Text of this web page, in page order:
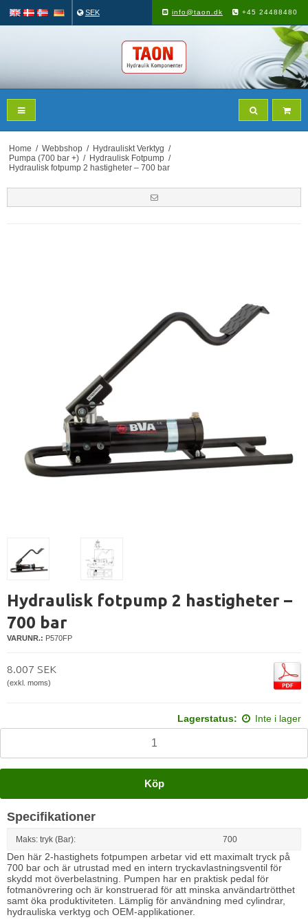
SEK info@taon.dk +45 24488480
Home / Webbshop / Hydrauliskt Verktyg /
Pumpa (700 bar +) / Hydraulisk Fotpump /
Hydraulisk fotpump 2 hastigheter – 700 bar
Hydraulisk fotpump 2 hastigheter –
700 bar
VARUNR.: P570FP
8.007 SEK
(exkl. moms)
Lagerstatus: Inte i lager
Köp
Specifikationer
Maks: tryk (Bar): 700
Den här 2-hastighets fotpumpen arbetar vid ett maximalt tryck på
700 bar och är utrustad med en intern tryckavlastningsventil för
skydd mot överbelastning. Pumpen har en praktisk pedal för
fotmanövrering och är konstruerad för att minska användartrötthet
samt öka produktiviteten. Lämplig för användning med cylindrar,
hydrauliska verktyg och OEM-applikationer.